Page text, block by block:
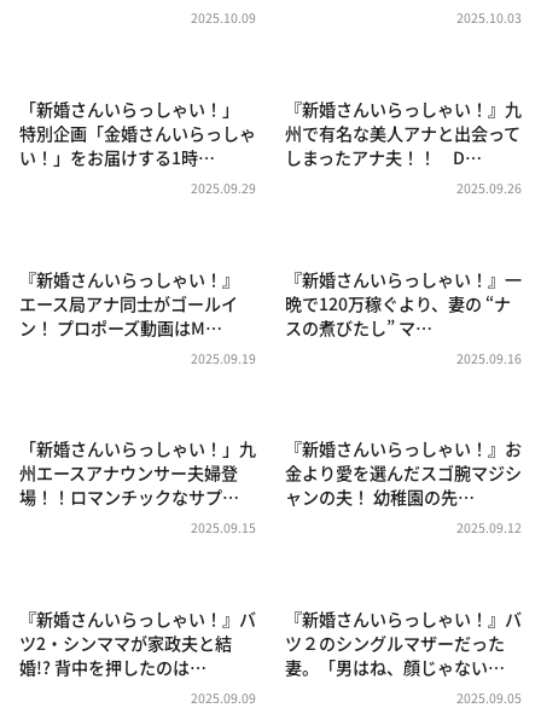
～人生密着トークバラエティ！～ やすとものいたっ
news おかえり
河合＆A.B.C-Z塚田×福井アナ「なんでやねん！？」
（news おかえり）
朝だ！生です旅サラダ
教えて！ニュースライブ 正義のミカタ
ポツンと一軒家
ザキ山小屋本館
2025.10.09 2025.10.03
「新婚さんいらっしゃい！」
特別企画「金婚さんいらっしゃ
い！」をお届けする1時…
2025.09.29
『新婚さんいらっしゃい！』九
州で有名な美人アナと出会って
しまったアナ夫！！ D…
2025.09.26
『新婚さんいらっしゃい！』
エース局アナ同士がゴールイ
ン！ プロポーズ動画はM…
2025.09.19
『新婚さんいらっしゃい！』一
晩で120万稼ぐより、妻の “ナ
スの煮びたし” マ…
2025.09.16
「新婚さんいらっしゃい！」九
州エースアナウンサー夫婦登
場！！ロマンチックなサプ…
2025.09.15
『新婚さんいらっしゃい！』お
金より愛を選んだスゴ腕マジシ
ャンの夫！ 幼稚園の先…
2025.09.12
『新婚さんいらっしゃい！』バ
ツ2・シンママが家政夫と結
婚!? 背中を押したのは…
2025.09.09
『新婚さんいらっしゃい！』バ
ツ２のシングルマザーだった
妻。「男はね、顔じゃない…
2025.09.05